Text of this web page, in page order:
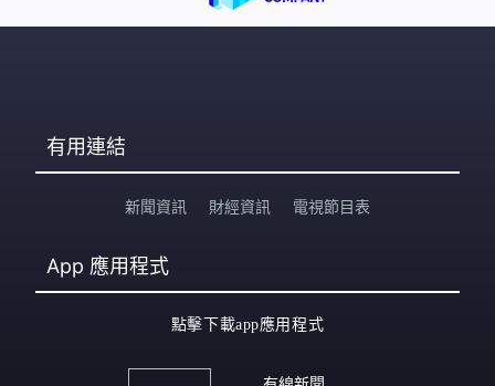
有用連結
新聞資訊 財經資訊 電視節目表
App 應用程式
點擊下載app應用程式